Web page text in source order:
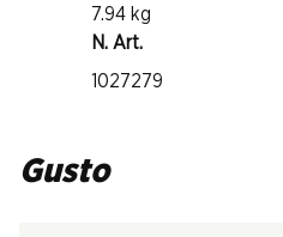
7.94 kg
N. Art.
1027279
Gusto